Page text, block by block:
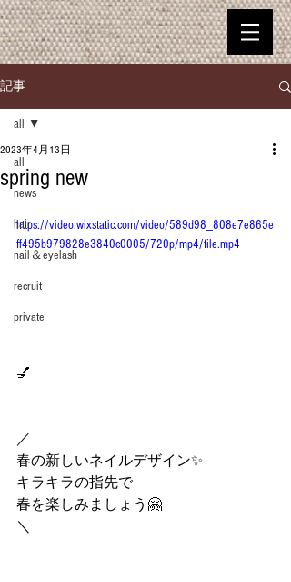
記事
all
news
hair
nail＆eyelash
recruit
private
all
spring new
2023年4月13日
https://video.wixstatic.com/video/589d98_808e7e865e
ff495b979828e3840c0005/720p/mp4/file.mp4
💅
／
春の新しいネイルデザイン✨
キラキラの指先で
春を楽しみましょう🤗
＼